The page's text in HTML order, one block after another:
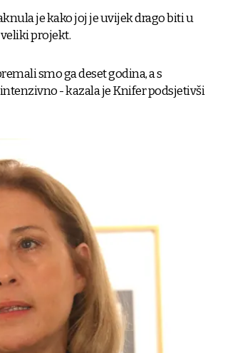
je kako joj je uvijek drago biti u
projekt.
smo ga deset godina, a s
- kazala je Knifer podsjetivši